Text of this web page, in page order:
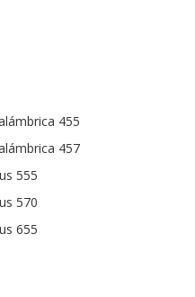
455
457
555
570
655